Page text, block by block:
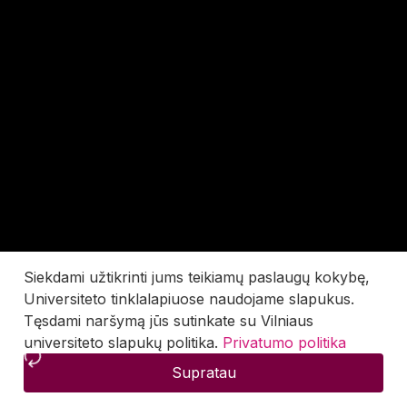
Siekdami užtikrinti jums teikiamų paslaugų kokybę,
Universiteto tinklalapiuose naudojame slapukus.
Tęsdami naršymą jūs sutinkate su Vilniaus
universiteto slapukų politika. Privatumo politika
Supratau